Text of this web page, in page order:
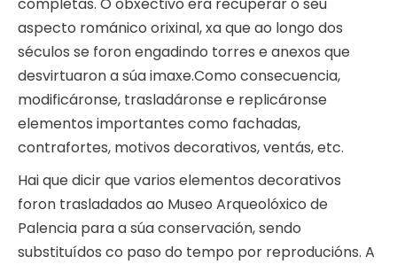
completas. O obxectivo era recuperar o seu
aspecto románico orixinal, xa que ao longo dos
séculos se foron engadindo torres e anexos que
desvirtuaron a súa imaxe.Como consecuencia,
modificáronse, trasladáronse e replicáronse
elementos importantes como fachadas,
contrafortes, motivos decorativos, ventás, etc.
Hai que dicir que varios elementos decorativos
foron trasladados ao Museo Arqueolóxico de
Palencia para a súa conservación, sendo
substituídos co paso do tempo por reproducións. A